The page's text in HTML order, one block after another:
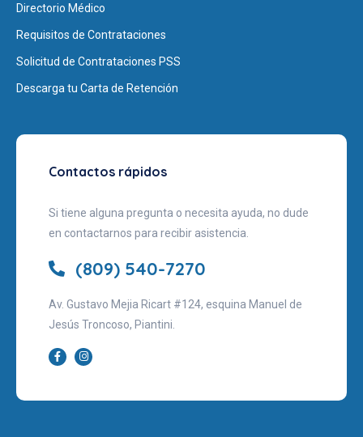
Directorio Médico
Requisitos de Contrataciones
Solicitud de Contrataciones PSS
Descarga tu Carta de Retención
Contactos rápidos
Si tiene alguna pregunta o necesita ayuda, no dude
en contactarnos para recibir asistencia.
(809) 540-7270
Av. Gustavo Mejia Ricart #124, esquina Manuel de
Jesús Troncoso, Piantini.